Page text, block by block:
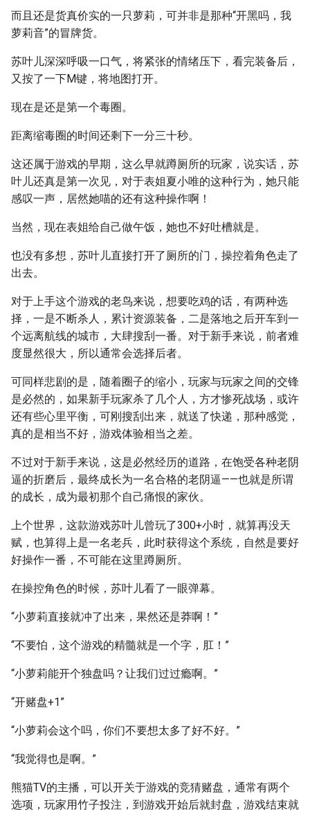
而且还是货真价实的一只萝莉，可并非是那种“开黑吗，我
萝莉音”的冒牌货。
苏叶儿深深呼吸一口气，将紧张的情绪压下，看完装备后，
又按了一下M键，将地图打开。
现在是还是第一个毒圈。
距离缩毒圈的时间还剩下一分三十秒。
这还属于游戏的早期，这么早就蹲厕所的玩家，说实话，苏
叶儿还真是第一次见，对于表姐夏小唯的这种行为，她只能
感叹一声，居然她喵的还有这种操作啊！
当然，现在表姐给自己做午饭，她也不好吐槽就是。
也没有多想，苏叶儿直接打开了厕所的门，操控着角色走了
出去。
对于上手这个游戏的老鸟来说，想要吃鸡的话，有两种选
择，一是不断杀人，累计资源装备，二是落地之后开车到一
个远离航线的城市，大肆搜刮一番。对于新手来说，前者难
度显然很大，所以通常会选择后者。
可同样悲剧的是，随着圈子的缩小，玩家与玩家之间的交锋
是必然的，如果新手玩家杀了几个人，方才惨死战场，或许
还有些心里平衡，可刚搜刮出来，就送了快递，那种感觉，
真的是相当不好，游戏体验相当之差。
不过对于新手来说，这是必然经历的道路，在饱受各种老阴
逼的折磨后，最终成长为一名合格的老阴逼——也就是所谓
的成长，成为最初那个自己痛恨的家伙。
上个世界，这款游戏苏叶儿曾玩了300+小时，就算再没天
赋，也算得上是一名老兵，此时获得这个系统，自然是要好
好操作一番，不可能在这里蹲厕所。
在操控角色的时候，苏叶儿看了一眼弹幕。
“小萝莉直接就冲了出来，果然还是莽啊！”
“不要怕，这个游戏的精髓就是一个字，肛！”
“小萝莉能开个独盘吗？让我们过过瘾啊。”
“开赌盘+1”
“小萝莉会这个吗，你们不要想太多了好不好。”
“我觉得也是啊。”
熊猫TV的主播，可以开关于游戏的竞猜赌盘，通常有两个
选项，玩家用竹子投注，到游戏开始后就封盘，游戏结束就